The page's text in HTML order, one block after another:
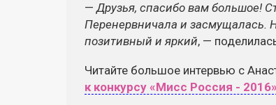
—Друзья, спасибо вам большое!
Перенервничала и засмущалась.
позитивный и яркий, —
Читайте большое интервью с
к конкурсу «Мисс Россия - 2016»